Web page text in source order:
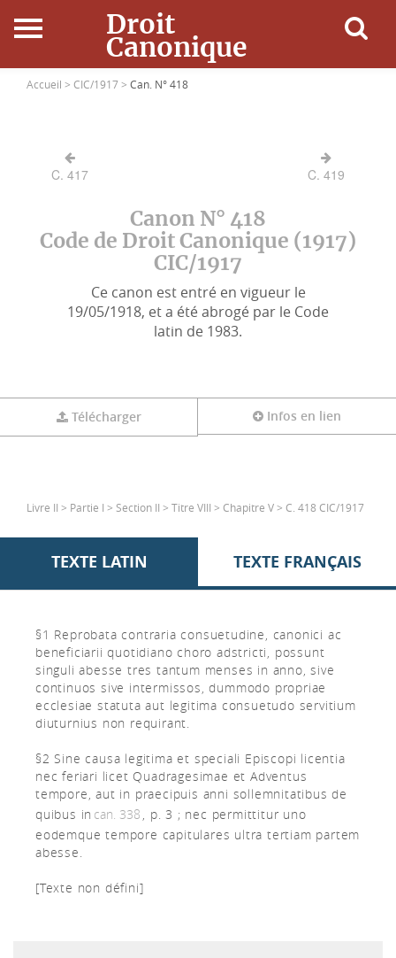
Droit
Canonique
Accueil
Ressources
Accueil > CIC/1917 > Can. N° 418
C. 417 C. 419
Canon N° 418
Code de Droit Canonique (1917)
CIC/1917
Ce canon est entré en vigueur le
19/05/1918, et a été abrogé par le Code
latin de 1983.
Télécharger Infos en lien
Livre II > Partie I > Section II > Titre VIII > Chapitre V > C. 418 CIC/1917
TEXTE LATIN TEXTE FRANÇAIS
§1 Reprobata contraria consuetudine, canonici ac
beneficiarii quotidiano choro adstricti, possunt
singuli abesse tres tantum menses in anno, sive
continuos sive intermissos, dummodo propriae
ecclesiae statuta aut legitima consuetudo servitium
diuturnius non requirant.
§2 Sine causa legitima et speciali Episcopi licentia
nec feriari licet Quadragesimae et Adventus
tempore, aut in praecipuis anni sollemnitatibus de
quibus in can. 338 , p. 3 ; nec permittitur uno
eodemque tempore capitulares ultra tertiam partem
abesse.
[Texte non défini]